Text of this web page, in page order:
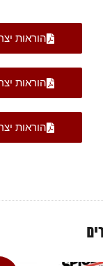
הוראות
הוראות
הוראות